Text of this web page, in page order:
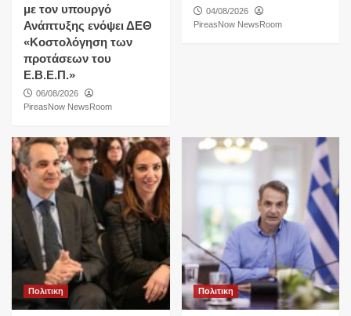
με τον υπουργό
Ανάπτυξης ενόψει ΔΕΘ
«Κοστολόγηση των
προτάσεων του
Ε.Β.Ε.Π.»
06/08/2026
PireasNow NewsRoom
04/08/2026
PireasNow NewsRoom
Πολιτικη Πολιτικη